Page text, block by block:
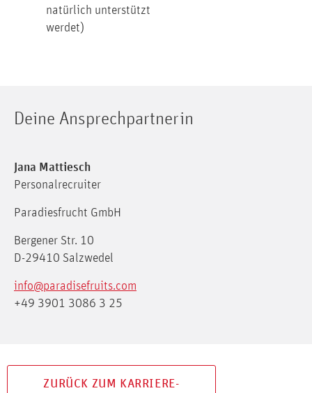
natürlich unterstützt
werdet)
Deine Ansprechpartnerin
Jana Mattiesch
Personalrecruiter
Paradiesfrucht GmbH
Bergener Str. 10
D-29410 Salzwedel
info@paradisefruits.com
+49 3901 3086 3 25
ZURÜCK ZUM KARRIERE-